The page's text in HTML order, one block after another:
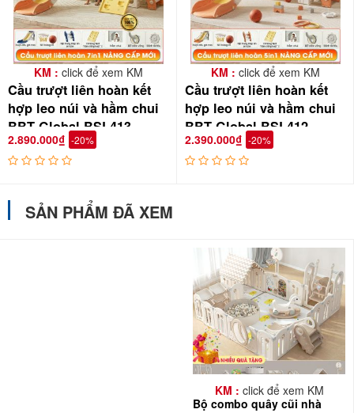
KM : click để xem KM
Cầu trượt liên hoàn kết
hợp leo núi và hầm chui
BBT Global BSL413
2.890.000₫ -20%
KM : click để xem KM
Cầu trượt liên hoàn kết
hợp leo núi và hầm chui
BBT Global BSL412
2.390.000₫ -20%
SẢN PHẨM ĐÃ XEM
KM : click để xem KM
Bộ combo quây cũi nhà